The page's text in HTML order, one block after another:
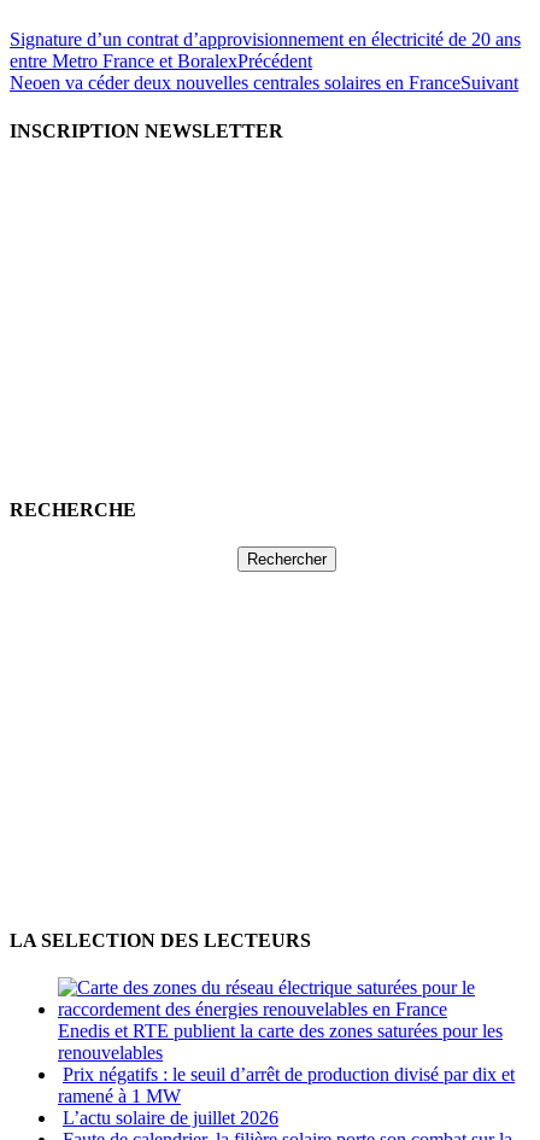
Signature d’un contrat d’approvisionnement en électricité de 20 ans
entre Metro France et BoralexPrécédent
Neoen va céder deux nouvelles centrales solaires en FranceSuivant
INSCRIPTION NEWSLETTER
RECHERCHE
LA SELECTION DES LECTEURS
Enedis et RTE publient la carte des zones saturées pour les
renouvelables
Prix négatifs : le seuil d’arrêt de production divisé par dix et
ramené à 1 MW
L’actu solaire de juillet 2026